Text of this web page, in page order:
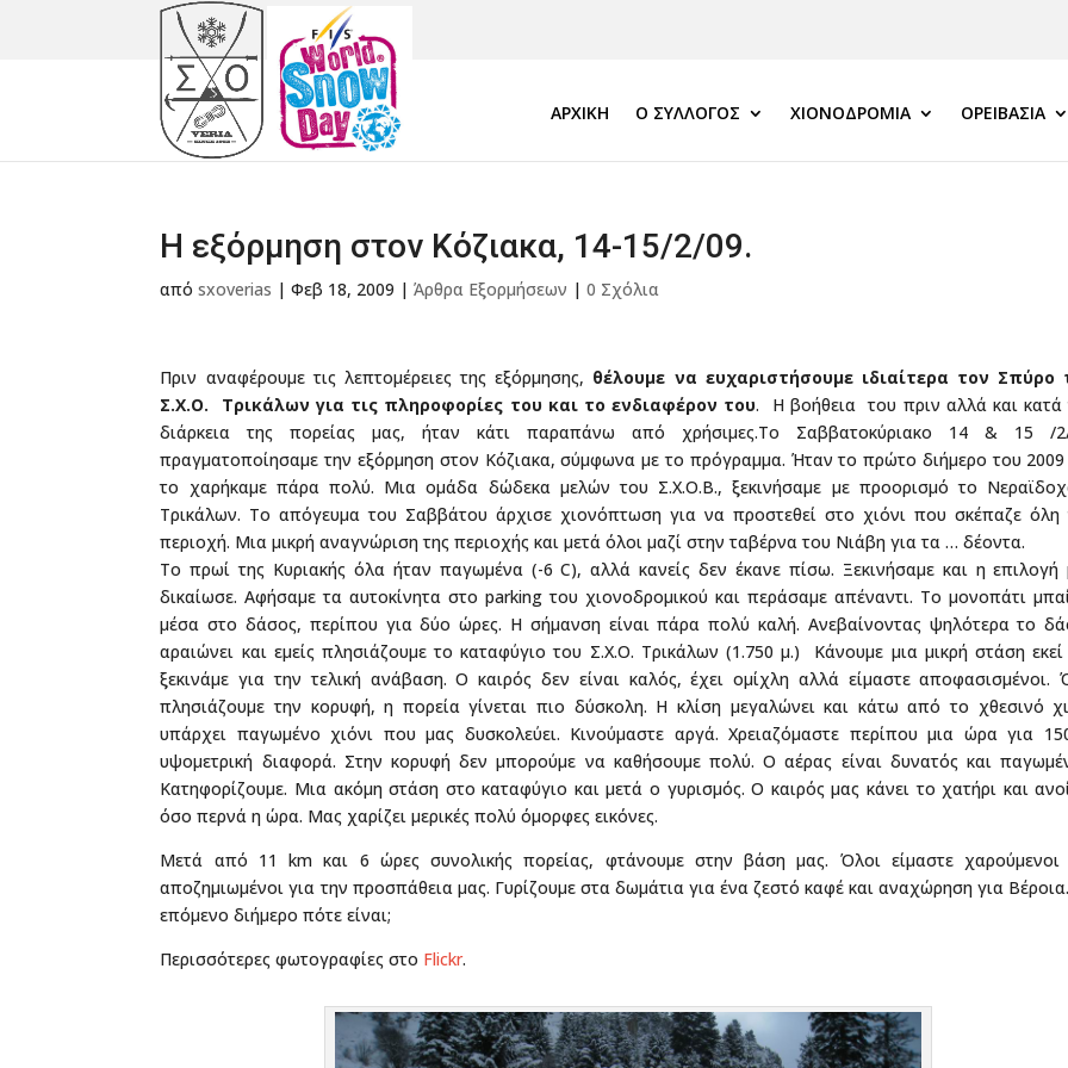
ΑΡΧΙΚΗ Ο ΣΎΛΛΟΓΟΣ ΧΙΟΝΟΔΡΟΜΊΑ ΟΡΕΙΒΑΣΊΑ
Η εξόρμηση στον Κόζιακα, 14-15/2/09.
απόsxoverias |Φεβ 18, 2009 |Άρθρα Εξορμήσεων |0 Σχόλια
Πριν αναφέρουμε τις λεπτομέρειες της εξόρμησης, θέλουμε να ευχαριστήσουμε ιδιαίτερα τον Σπύρο
Σ.Χ.Ο. Τρικάλων για τις πληροφορίες του και το ενδιαφέρον του. Η βοήθεια του πριν αλλά και κατά
διάρκεια της πορείας μας, ήταν κάτι παραπάνω από χρήσιμες.Το Σαββατοκύριακο 14 & 15 /
πραγματοποίησαμε την εξόρμηση στον Κόζιακα, σύμφωνα με το πρόγραμμα. Ήταν το πρώτο διήμερο του 2009
το χαρήκαμε πάρα πολύ. Μια ομάδα δώδεκα μελών του Σ.Χ.Ο.Β., ξεκινήσαμε με προορισμό το
Τρικάλων. Το απόγευμα του Σαββάτου άρχισε χιονόπτωση για να προστεθεί στο χιόνι που σκέπαζε όλη
περιοχή. Μια μικρή αναγνώριση της περιοχής και μετά όλοι μαζί στην ταβέρνα του Νιάβη για τα … δέοντα.
Το πρωί της Κυριακής όλα ήταν παγωμένα (-6 C), αλλά κανείς δεν έκανε πίσω. Ξεκινήσαμε και η επιλογή
δικαίωσε. Αφήσαμε τα αυτοκίνητα στο parking του χιονοδρομικού και περάσαμε απέναντι. Το μονοπάτι
μέσα στο δάσος, περίπου για δύο ώρες. Η σήμανση είναι πάρα πολύ καλή. Ανεβαίνοντας ψηλότερα το
αραιώνει και εμείς πλησιάζουμε το καταφύγιο του Σ.Χ.Ο. Τρικάλων (1.750 μ.) Κάνουμε μια μικρή στάση εκεί
ξεκινάμε για την τελική ανάβαση. Ο καιρός δεν είναι καλός, έχει ομίχλη αλλά είμαστε αποφασισμένοι.
πλησιάζουμε την κορυφή, η πορεία γίνεται πιο δύσκολη. Η κλίση μεγαλώνει και κάτω από το χθεσινό
υπάρχει παγωμένο χιόνι που μας δυσκολεύει. Κινούμαστε αργά. Χρειαζόμαστε περίπου μια ώρα για
υψομετρική διαφορά. Στην κορυφή δεν μπορούμε να καθήσουμε πολύ. Ο αέρας είναι δυνατός και
Κατηφορίζουμε. Μια ακόμη στάση στο καταφύγιο και μετά ο γυρισμός. Ο καιρός μας κάνει το χατήρι και
όσο περνά η ώρα. Μας χαρίζει μερικές πολύ όμορφες εικόνες.
Μετά από 11 km και 6 ώρες συνολικής πορείας, φτάνουμε στην βάση μας. Όλοι είμαστε χαρούμενοι
αποζημιωμένοι για την προσπάθεια μας. Γυρίζουμε στα δωμάτια για ένα ζεστό καφέ και αναχώρηση για
επόμενο διήμερο πότε είναι;
Περισσότερες φωτογραφίες στο Flickr.